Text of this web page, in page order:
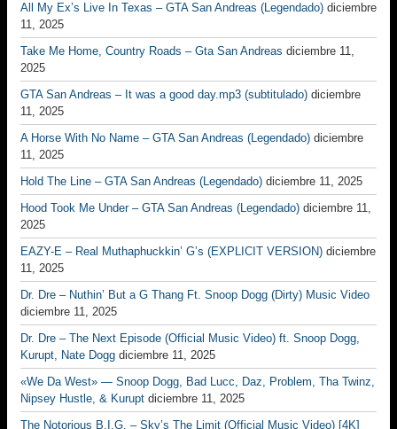
All My Ex’s Live In Texas – GTA San Andreas (Legendado) diciembre
11, 2025
Take Me Home, Country Roads – Gta San Andreas diciembre 11,
2025
GTA San Andreas – It was a good day.mp3 (subtitulado) diciembre
11, 2025
A Horse With No Name – GTA San Andreas (Legendado) diciembre
11, 2025
Hold The Line – GTA San Andreas (Legendado) diciembre 11, 2025
Hood Took Me Under – GTA San Andreas (Legendado) diciembre 11,
2025
EAZY-E – Real Muthaphuckkin’ G’s (EXPLICIT VERSION) diciembre
11, 2025
Dr. Dre – Nuthin’ But a G Thang Ft. Snoop Dogg (Dirty) Music Video
diciembre 11, 2025
Dr. Dre – The Next Episode (Official Music Video) ft. Snoop Dogg,
Kurupt, Nate Dogg diciembre 11, 2025
«We Da West» — Snoop Dogg, Bad Lucc, Daz, Problem, Tha Twinz,
Nipsey Hustle, & Kurupt diciembre 11, 2025
The Notorious B.I.G. – Sky’s The Limit (Official Music Video) [4K]